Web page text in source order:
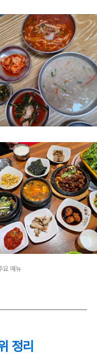
요 메뉴
정리